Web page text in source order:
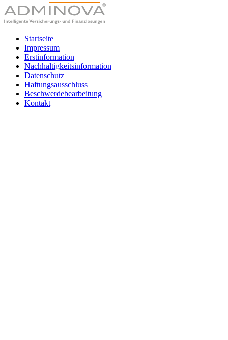
Startseite
Impressum
Erstinformation
Nachhaltigkeitsinformation
Datenschutz
Haftungsausschluss
Beschwerdebearbeitung
Kontakt